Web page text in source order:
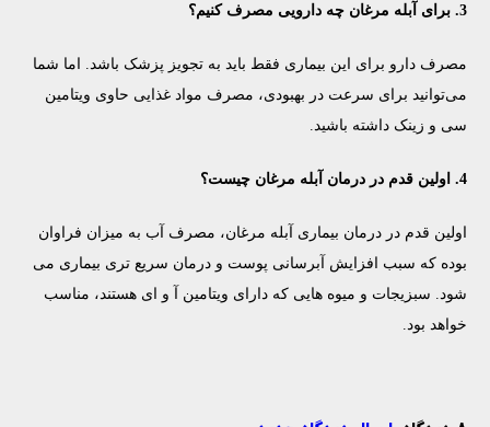
3. برای آبله مرغان چه دارویی مصرف کنیم؟
مصرف دارو برای این بیماری فقط باید به تجویز پزشک باشد. اما شما
می‌توانید برای سرعت در بهبودی، مصرف مواد غذایی حاوی ویتامین
سی و زینک داشته باشید.
4. اولین قدم در درمان آبله مرغان چیست؟
اولین قدم در درمان بیماری آبله مرغان، مصرف آب به میزان فراوان
بوده که سبب افزایش آبرسانی پوست و درمان سریع تری بیماری می
شود. سبزیجات و میوه هایی که دارای ویتامین آ و ای هستند، مناسب
خواهد بود.